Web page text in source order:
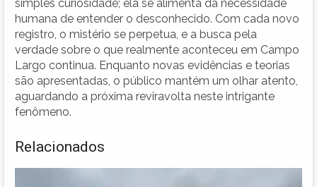
simples curiosidade; ela se alimenta da necessidade
humana de entender o desconhecido. Com cada novo
registro, o mistério se perpetua, e a busca pela
verdade sobre o que realmente aconteceu em Campo
Largo continua. Enquanto novas evidências e teorias
são apresentadas, o público mantém um olhar atento,
aguardando a próxima reviravolta neste intrigante
fenômeno.
Relacionados